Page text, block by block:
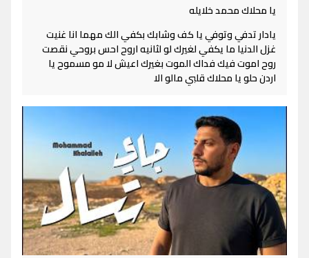
يا محلاك محمد خلايله
يادار تدفي وتوفي يا كف وشابك بكفي الك مهما انا غنيت
غزل الدنيا ما يكفي لغيرك لو لثانيه اروح احس بروحي نقصت
روح اموت فيك فداك الموت بغيرك اعيش لا مو مسموح يا
اردن حلو يا محلاك قلبي مالو الا